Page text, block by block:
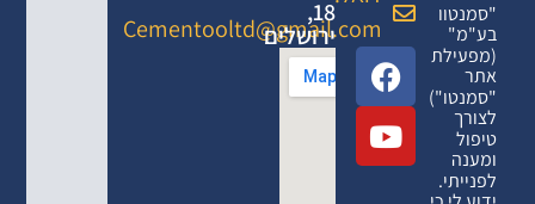
"סמנטוו
בע"מ"
(מפעילת
אתר
"סמנטו")
לצורך
טיפול
ומענה
לפנייתי.
Cementooltd@gmail.com
18,
ירושלים